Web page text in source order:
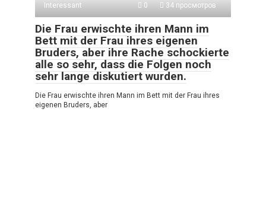
Interessant
0 34 просмотров
Die Frau erwischte ihren Mann im
Bett mit der Frau ihres eigenen
Bruders, aber ihre Rache schockierte
alle so sehr, dass die Folgen noch
sehr lange diskutiert wurden.
Die Frau erwischte ihren Mann im Bett mit der Frau ihres
eigenen Bruders, aber